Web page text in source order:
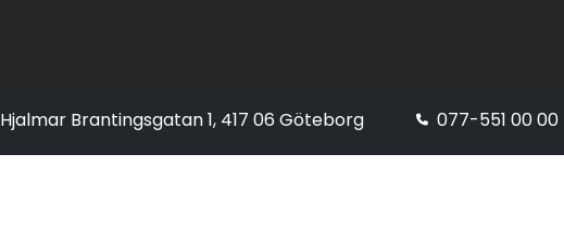
Hjalmar Brantingsgatan 1, 417 06 Göteborg 077-551 00 00